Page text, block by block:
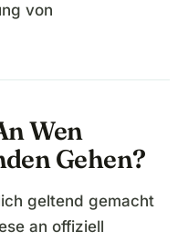
von
Wen
Gehen?
geltend gemacht
an offiziell